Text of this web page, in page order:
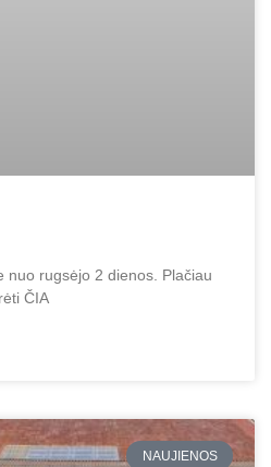
nuo rugsėjo 2 dienos. Plačiau
ČIA
NAUJIENOS